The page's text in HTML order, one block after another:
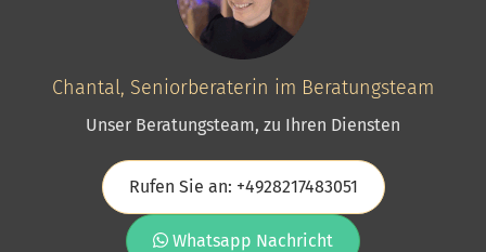
Chantal, Seniorberaterin im Beratungsteam
Unser Beratungsteam, zu Ihren Diensten
Rufen Sie an: +4928217483051
Whatsapp Nachricht